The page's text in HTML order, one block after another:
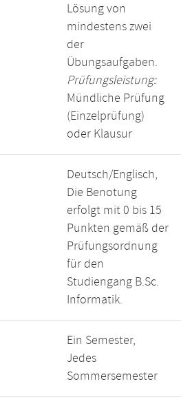
Lösung von
mindestens zwei
der
Übungsaufgaben.
Prüfungsleistung:
Mündliche Prüfung
(Einzelprüfung)
oder Klausur
Deutsch/Englisch,
Die Benotung
erfolgt mit 0 bis 15
Punkten gemäß der
Prüfungsordnung
für den
Studiengang B.Sc.
Informatik.
Ein Semester,
Jedes
Sommersemester